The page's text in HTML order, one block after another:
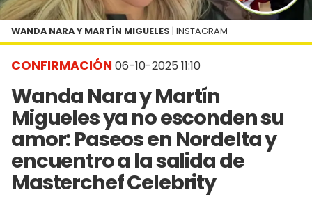
CONFIRMACIÓN 06-10-2025 11:10
Wanda Nara y Martín
Migueles ya no esconden su
amor: Paseos en Nordelta y
encuentro a la salida de
Masterchef Celebrity
WANDA NARA Y MARTÍN MIGUELES | INSTAGRAM